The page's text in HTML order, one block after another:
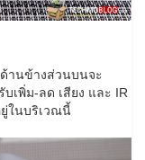
านข้างส่วนบนจะ
เพิ่ม-ลด เสียง และ IR
ในบริเวณนี้